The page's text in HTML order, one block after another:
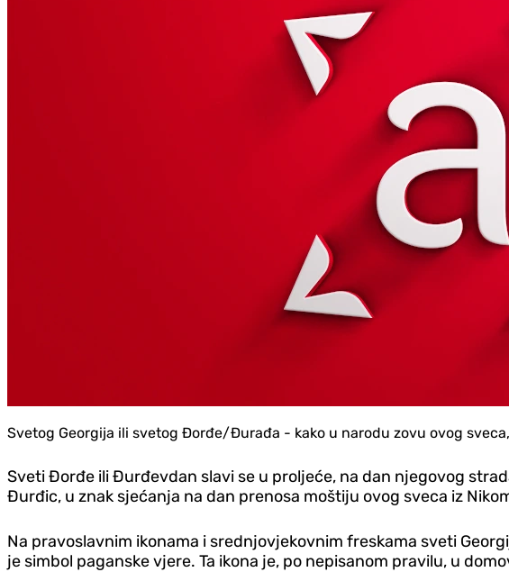
Svetog Georgija ili svetog Đorđe/Đurađa - kako u narodu zovu ovog
Sveti Đorđe ili Đurđevdan slavi se u proljeće, na dan njegovog
Đurđic, u znak sjećanja na dan prenosa moštiju ovog sveca iz
Na pravoslavnim ikonama i srednjovjekovnim freskama sveti
je simbol paganske vjere. Ta ikona je, po nepisanom pravilu, u